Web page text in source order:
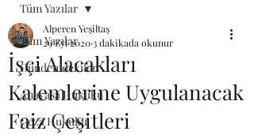
Tüm Yazılar
Gündemdekiler
Anayasa Hukuku
Ceza Hukuku
Tüm Yazılar
İşçi Alacakları
Kalemlerine Uygulanacak
Faiz Çeşitleri
Alperen Yeşiltaş
29 Eyl 20203 dakikada okunur